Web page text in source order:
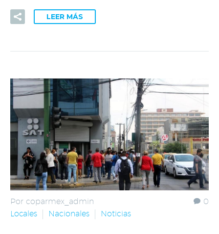
LEER MÁS
0
Por coparmex_admin
Locales
Nacionales Noticias